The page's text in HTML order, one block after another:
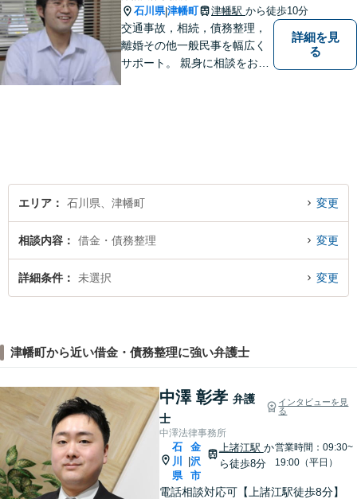
石川県|津幡町 津幡駅 から徒歩10分
交通事故，相続，債務整理，
離婚その他一般民事を幅広く
サポート。 親身に相談をお聞
詳細を見
る
エリア 石川県、津幡町 変更
相談内容 借金・債務整理 変更
詳細条件 未選択 変更
津幡町から近い借金・債務整理に強い弁護士
中澤 彰孝 弁護
士
インタビューを見
る
中澤法律事務所
石
川
県
金
沢
市
上諸江駅 か
ら徒歩8分
営業時間：09:30~
19:00（平日）
電話相談対応可【上諸江駅徒歩8分】